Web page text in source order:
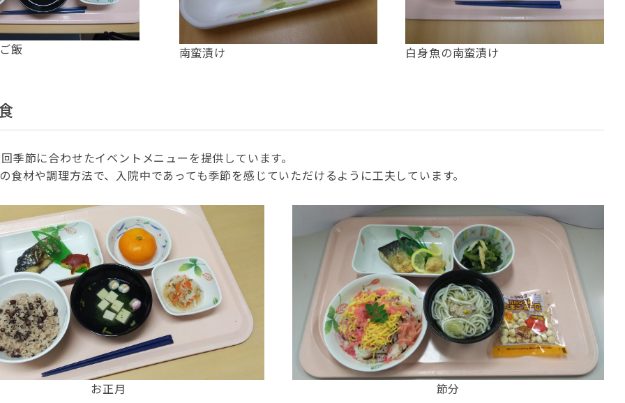
飯 南蛮漬け 白身魚の南蛮漬け
季節に合わせたイベントメニューを提供しています。
食材や調理方法で、入院中であっても季節を感じていただけるように工夫しています。
お正月 節分